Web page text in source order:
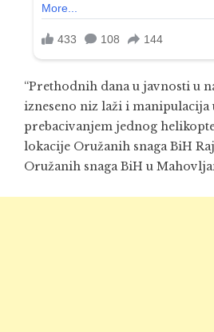
“Prethodnih dana u javnosti u
izneseno niz laži i manipulacija
prebacivanjem jednog
lokacije Oružanih snaga BiH
Oružanih snaga BiH u